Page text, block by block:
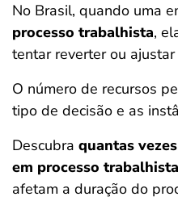
No Brasil, quando uma
processo trabalhista,
tentar reverter ou ajustar
O número de recursos
tipo de decisão e as
Descubra quantas
em processo trabalhista
afetam a duração do